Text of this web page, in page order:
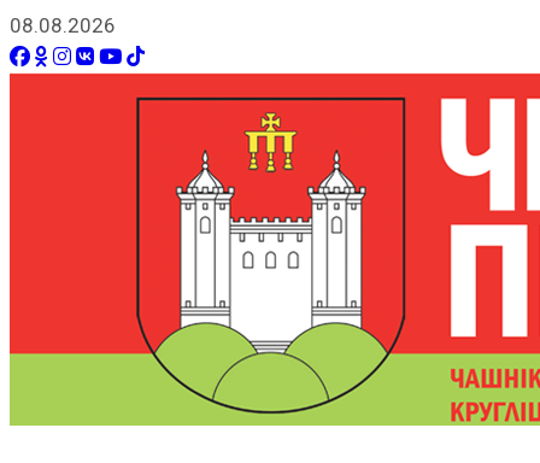
08.08.2026